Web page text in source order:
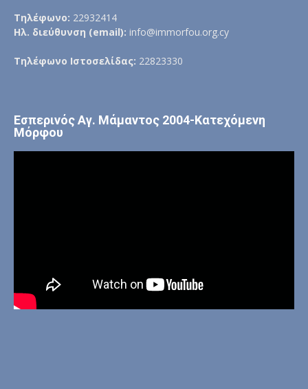
Τηλέφωνο: 22932414
Ηλ. διεύθυνση (email): info@immorfou.org.cy
Τηλέφωνο Ιστοσελίδας: 22823330
Εσπερινός Αγ. Μάμαντος 2004-Κατεχόμενη
Μόρφου